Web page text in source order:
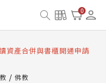
0
系統維護中，本站同步暫
常見問題
佛教